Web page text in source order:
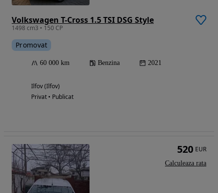
Volkswagen T-Cross 1.5 TSI DSG Style
1498 cm3 • 150 CP
Promovat
60 000 km Benzina 2021
Ilfov (Ilfov)
Privat • Publicat
520 EUR
Calculeaza rata